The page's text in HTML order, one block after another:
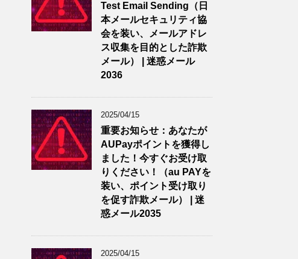
Test Email Sending（日
本メールセキュリティ協
会を装い、メールアドレ
ス収集を目的とした詐欺
メール） | 迷惑メール
2036
2025/04/15
重要お知らせ：あなたが
AUPayポイントを獲得し
ました！今すぐお受け取
りください！（au PAYを
装い、ポイント受け取り
を促す詐欺メール） | 迷
惑メール2035
2025/04/15